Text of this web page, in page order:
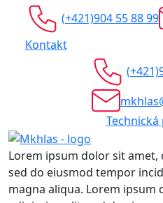
(+421)904 55 88 99
Kontakt
Lorem ipsum dolor sit
sed do eiusmod tempor
magna aliqua. Lorem